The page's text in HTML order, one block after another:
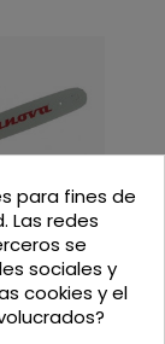
€
para fines de
Las redes
se
sociales y
cookies y el